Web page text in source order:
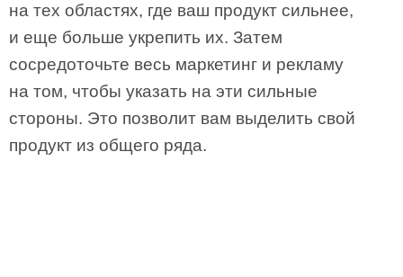
на тех областях, где ваш продукт сильнее,
и еще больше укрепить их. Затем
сосредоточьте весь маркетинг и рекламу
на том, чтобы указать на эти сильные
стороны. Это позволит вам выделить свой
продукт из общего ряда.